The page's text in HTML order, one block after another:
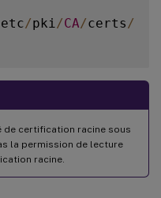
etc/pki /CA/certs /
de certification racine sous
la permission de lecture
racine.